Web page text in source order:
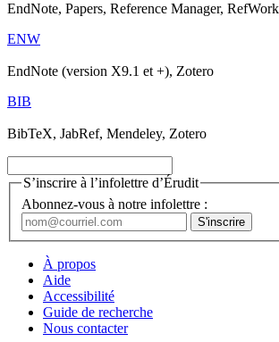
EndNote, Papers, Reference Manager,
ENW
EndNote (version X9.1 et +), Zotero
BIB
BibTeX, JabRef, Mendeley, Zotero
S’inscrire à l’infolettre d’Érudit
Abonnez-vous à notre infolettre :
À propos
Aide
Accessibilité
Guide de recherche
Nous contacter